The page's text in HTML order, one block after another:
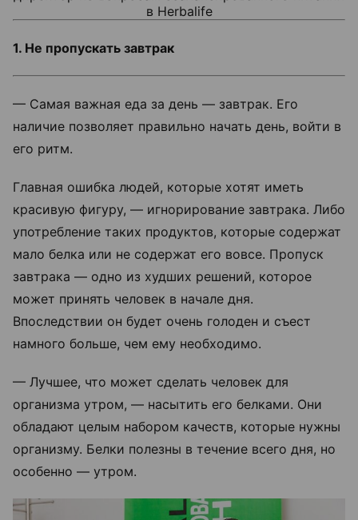
в Herbalife
1. Не пропускать завтрак
— Самая важная еда за день — завтрак. Его
наличие позволяет правильно начать день, войти в
его ритм.
Главная ошибка людей, которые хотят иметь
красивую фигуру, — игнорирование завтрака. Либо
употребление таких продуктов, которые содержат
мало белка или не содержат его вовсе. Пропуск
завтрака — одно из худших решений, которое
может принять человек в начале дня.
Впоследствии он будет очень голоден и съест
намного больше, чем ему необходимо.
— Лучшее, что может сделать человек для
организма утром, — насытить его белками. Они
обладают целым набором качеств, которые нужны
организму. Белки полезны в течение всего дня, но
особенно — утром.